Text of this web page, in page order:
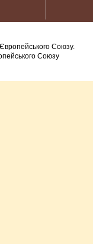
Союзу.
Союзу